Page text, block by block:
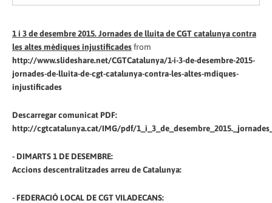
1 i 3 de desembre 2015. Jornades de lluita de CGT catalunya contra
les altes mèdiques injustificadesfrom
http://www.slideshare.net/CGTCatalunya/1-i-3-de-desembre-2015-
jornades-de-lluita-de-cgt-catalunya-contra-les-altes-mdiques-
injustificades
Descarregar comunicat PDF:
http://cgtcatalunya.cat/IMG/pdf/
- DIMARTS 1 DE DESEMBRE:
Accions descentralitzades arreu de Catalunya:
- FEDERACIÓ LOCAL DE CGT VILADECANS: